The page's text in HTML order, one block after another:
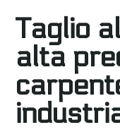
Taglio
alta